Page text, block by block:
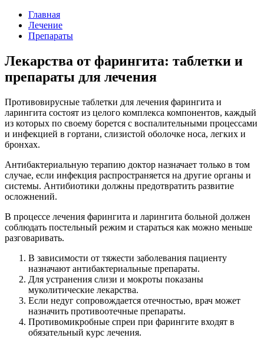
Главная
Лечение
Препараты
Лекарства от фарингита: таблетки и
препараты для лечения
Противовирусные таблетки для лечения фарингита и
ларингита состоят из целого комплекса компонентов, каждый
из которых по своему борется с воспалительными процессами
и инфекцией в гортани, слизистой оболочке носа, легких и
бронхах.
Антибактериальную терапию доктор назначает только в том
случае, если инфекция распространяется на другие органы и
системы. Антибиотики должны предотвратить развитие
осложнений.
В процессе лечения фарингита и ларингита больной должен
соблюдать постельный режим и стараться как можно меньше
разговаривать.
В зависимости от тяжести заболевания пациенту
назначают антибактериальные препараты.
Для устранения слизи и мокроты показаны
муколитические лекарства.
Если недуг сопровождается отечностью, врач может
назначить противоотечные препараты.
Противомикробные спреи при фарингите входят в
обязательный курс лечения.